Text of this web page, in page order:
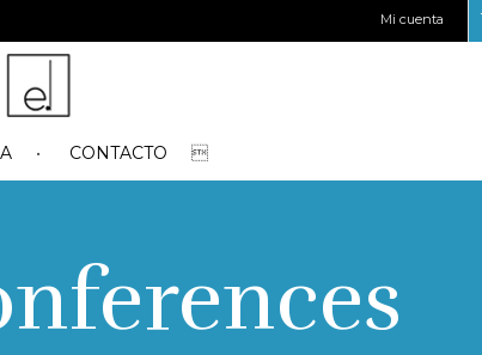
Mi cuenta
CONTACTO